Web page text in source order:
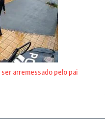
arremessado pelo pai